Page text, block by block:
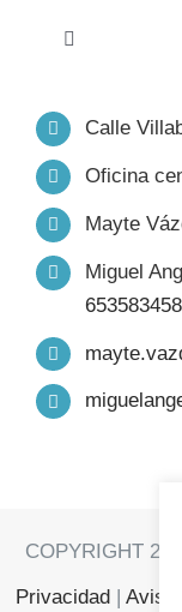
Toggle
NOSOTROS
FORMACIÓN
PRODUCTOS
TRABAJO
Calle
Oficina
Mayte
Miguel
653583458
COPYRIGHT
Privacidad
Aviso